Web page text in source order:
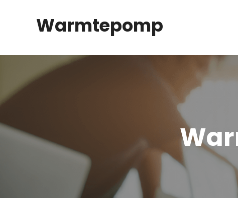
Warmtepomp